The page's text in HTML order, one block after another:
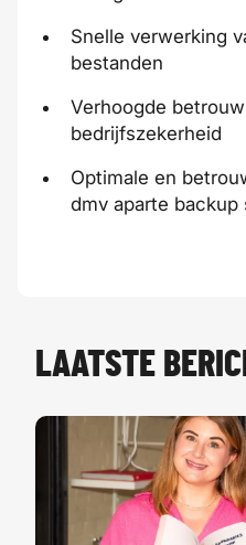
Snelle verwerking
bestanden
Verhoogde
bedrijfszekerheid
Optimale en
dmv aparte backup
LAATSTE